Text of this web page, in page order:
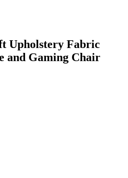
Upholstery Fabric
and Gaming Chair